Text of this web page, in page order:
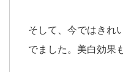
そして、今ではきれ
でました。美白効果